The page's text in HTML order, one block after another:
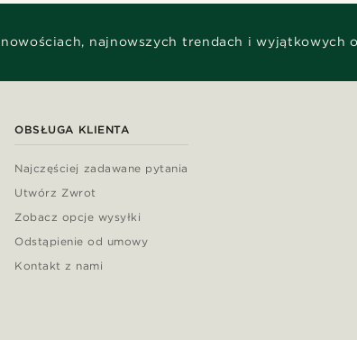
najnowszych trendach i wyjątkowych
OBSŁUGA KLIENTA
Najczęściej zadawane pytania
Utwórz Zwrot
Zobacz opcje wysyłki
Odstąpienie od umowy
Kontakt z nami